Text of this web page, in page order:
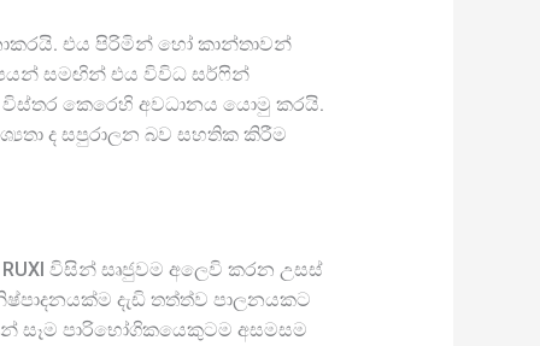
එය පිරිමින් හෝ කාන්තාවන්
සමඟින් එය විවිධ සර්ෆින්
විස්තර කෙරෙහි අවධානය යොමු කරයි.
ද සපුරාලන බව සහතික කිරීම
විසින් සෘජුවම අලෙවි කරන උසස්
දැඩි තත්ත්ව පාලනයකට
සෑම පාරිභෝගිකයෙකුටම අසමසම